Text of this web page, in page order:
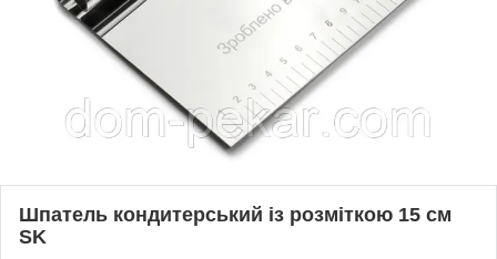
Шпатель кондитерський із розміткою 15 см
SK